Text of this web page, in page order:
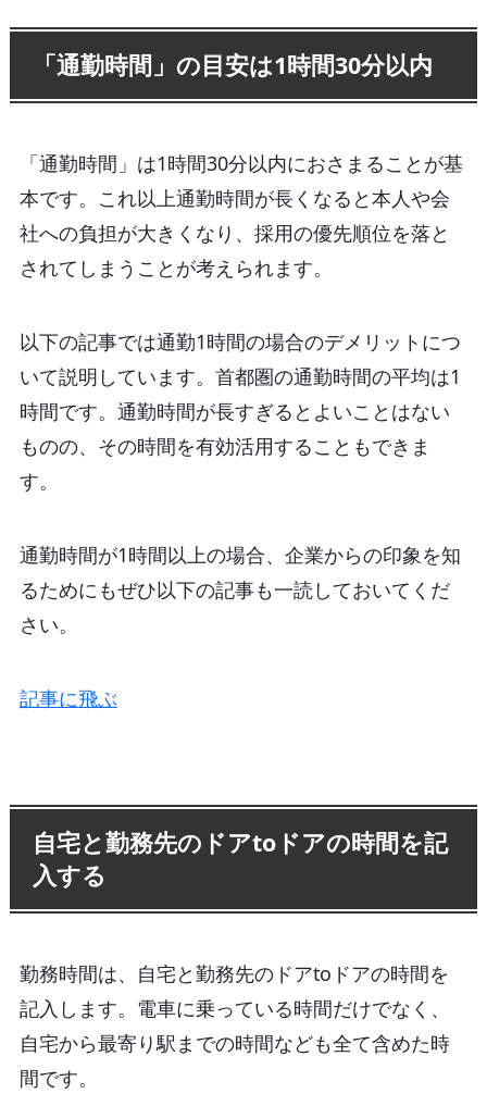
「通勤時間」の目安は1時間30分以内
「通勤時間」は1時間30分以内におさまることが基
本です。これ以上通勤時間が長くなると本人や会
社への負担が大きくなり、採用の優先順位を落と
されてしまうことが考えられます。
以下の記事では通勤1時間の場合のデメリットにつ
いて説明しています。首都圏の通勤時間の平均は1
時間です。通勤時間が長すぎるとよいことはない
ものの、その時間を有効活用することもできま
す。
通勤時間が1時間以上の場合、企業からの印象を知
るためにもぜひ以下の記事も一読しておいてくだ
さい。
記事に飛ぶ
自宅と勤務先のドアtoドアの時間を記
入する
勤務時間は、自宅と勤務先のドアtoドアの時間を
記入します。電車に乗っている時間だけでなく、
自宅から最寄り駅までの時間なども全て含めた時
間です。